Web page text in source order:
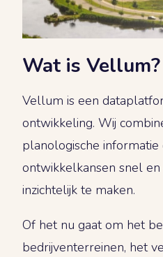
Wat is Vellum?
Vellum is een
ontwikkeling. Wij
planologische
ontwikkelkansen snel
inzichtelijk te maken.
Of het nu gaat om het
bedrijventerreinen, het